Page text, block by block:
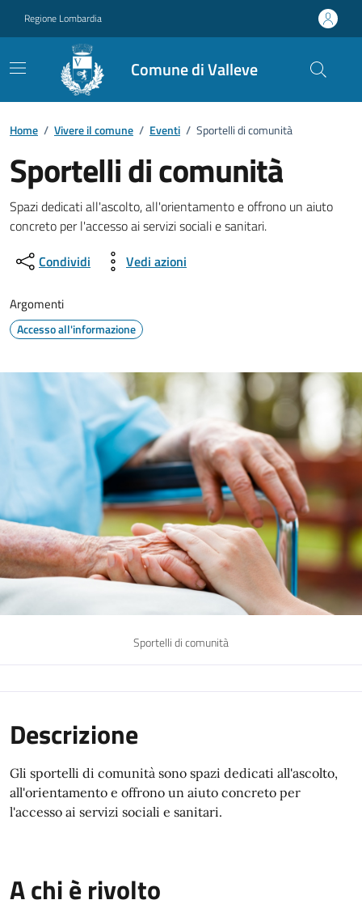
Regione Lombardia
Comune di Valleve
Home / Vivere il comune / Eventi / Sportelli di comunità
Sportelli di comunità
Dettagli della notizia
Spazi dedicati all'ascolto, all'orientamento e offrono un aiuto
concreto per l'accesso ai servizi sociali e sanitari.
Condividi
Vedi azioni
Argomenti
Accesso all'informazione
Sportelli di comunità
Descrizione
Gli sportelli di comunità sono spazi dedicati all'ascolto,
all'orientamento e offrono un aiuto concreto per
l'accesso ai servizi sociali e sanitari.
A chi è rivolto